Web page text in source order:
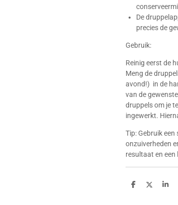
De
precies de
Gebruik:
Reinig eerst de
Meng de
avond!) in de
van de
druppels om je
ingewerkt.
Tip: Gebruik
onzuiverheden
resultaat en een
D
D
S